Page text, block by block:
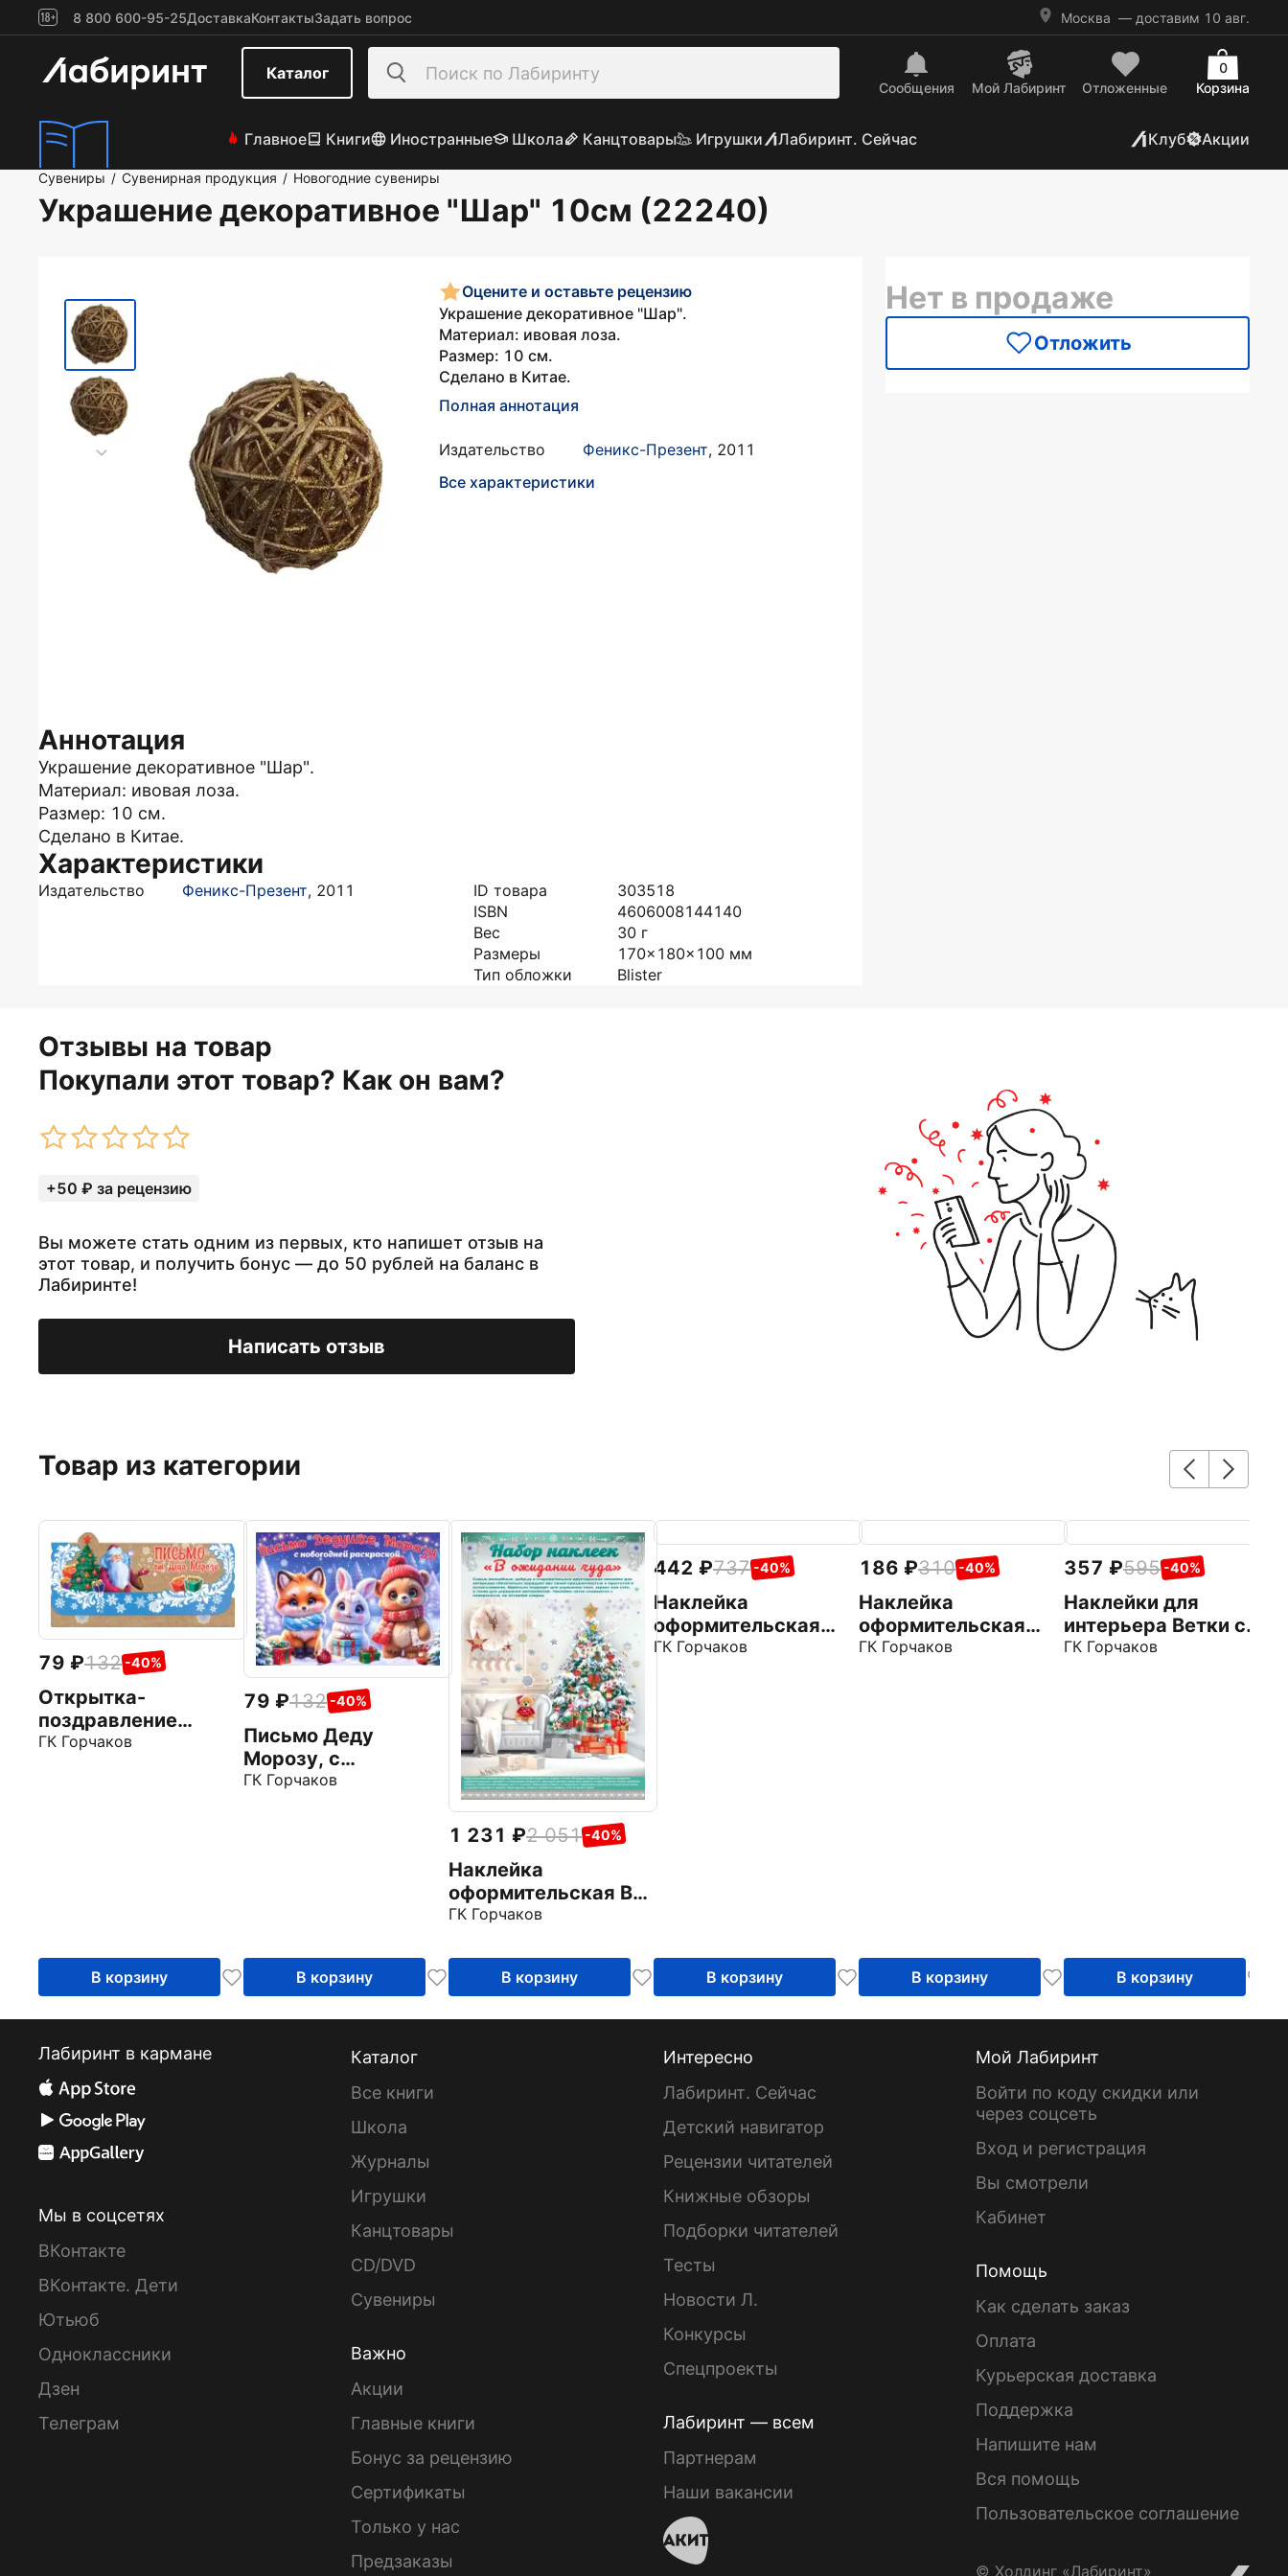
8 800 600-95-25ДоставкаКонтактыЗадать вопрос Москва — доставим 10 авг.
Каталог
Сообщения Mой Лабиринт Отложенные Корзина
0
Главное Книги Иностранные Школа Канцтовары Игрушки Лабиринт. Сейчас Клуб Акции
Сувениры / Сувенирная продукция / Новогодние сувениры
Украшение декоративное "Шар" 10см (22240)
Оцените и оставьте рецензию
Украшение декоративное "Шар".
Материал: ивовая лоза.
Размер: 10 см.
Сделано в Китае.
Полная аннотация
Издательство Феникс-Презент, 2011
Все характеристики
Аннотация
Украшение декоративное "Шар".
Материал: ивовая лоза.
Размер: 10 см.
Сделано в Китае.
Характеристики
Издательство Феникс-Презент, 2011 ID товара
303518
ISBN
4606008144140
Вес
30 г
Размеры
170x180x100 мм
Тип обложки
Blister
Нет в продаже
Отложить
Отзывы на товар
Покупали этот товар? Как он вам?
+50 ₽ за рецензию
Вы можете стать одним из первых, кто напишет отзыв на
этот товар, и получить бонус — до 50 рублей на баланс в
Лабиринте!
Написать отзыв
Товар из категории
79 132 -40%
Открытка-
поздравление
Письмо Деду
ГК Горчаков
В корзину
79 132 -40%
Письмо Деду
Морозу, с
художественным
ГК Горчаков
В корзину
1 231 2 051 -40%
Наклейка
оформительская В
ожидании чуда
ГК Горчаков
В корзину
442 737 -40%
Наклейка
оформительская
Сказочная деревня
ГК Горчаков
В корзину
186 310 -40%
Наклейка
оформительская
Зимние домики
ГК Горчаков
В корзину
357 595 -40%
Наклейки для
интерьера Ветки с
пожеланиями
ГК Горчаков
В корзину
Лабиринт в кармане
Мы в соцсетях
ВКонтакте
ВКонтакте. Дети
Ютьюб
Одноклассники
Дзен
Телеграм
Каталог
Все книги
Школа
Журналы
Игрушки
Канцтовары
CD/DVD
Сувениры
Важно
Акции
Главные книги
Бонус за рецензию
Сертификаты
Только у нас
Предзаказы
Интересно
Лабиринт. Сейчас
Детский навигатор
Рецензии читателей
Книжные обзоры
Подборки читателей
Тесты
Новости Л.
Конкурсы
Спецпроекты
Лабиринт — всем
Партнерам
Наши вакансии
Мой Лабиринт
Войти по коду скидки или
через соцсеть
Вход и регистрация
Вы смотрели
Кабинет
Помощь
Как сделать заказ
Оплата
Курьерская доставка
Поддержка
Напишите нам
Вся помощь
Пользовательское соглашение
© Холдинг «Лабиринт»